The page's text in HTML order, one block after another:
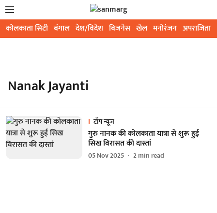
कोलकाता सिटी बंगाल देश/विदेश बिजनेस खेल मनोरंजन अपराजिता
Nanak Jayanti
टॉप न्यूज़
गुरु नानक की कोलकाता यात्रा से शुरू हुई
सिख विरासत की दास्तां
05 Nov 2025 2min read